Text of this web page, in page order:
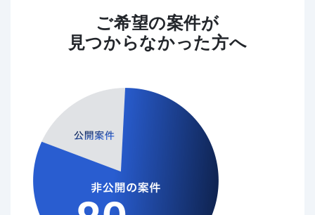
ご希望の案件が
見つからなかった方へ